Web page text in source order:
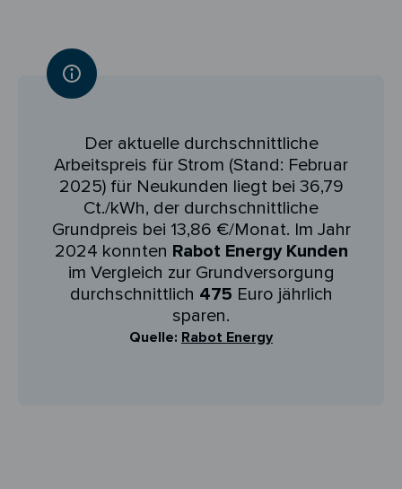
Der aktuelle durchschnittliche
Arbeitspreis für Strom (Stand: Februar
2025) für Neukunden liegt bei 36,79
Ct./kWh, der durchschnittliche
Grundpreis bei 13,86 €/Monat. Im Jahr
2024 konnten Rabot Energy Kunden
im Vergleich zur Grundversorgung
durchschnittlich 475 Euro jährlich
sparen.
Quelle: Rabot Energy